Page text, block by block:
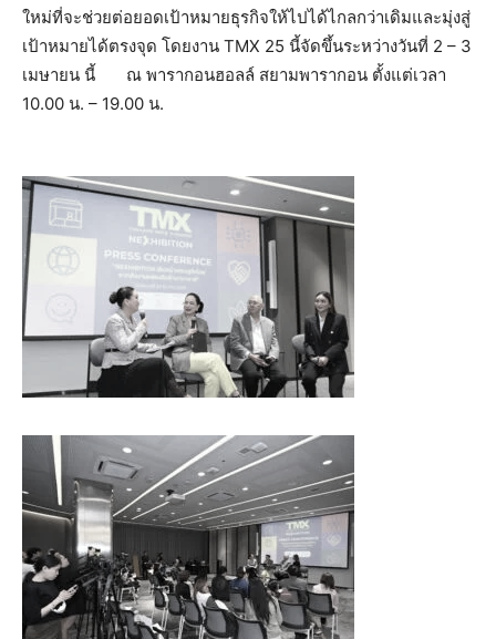
ใหม่ที่จะช่วยต่อยอดเป้าหมายธุรกิจให้ไปได้ไกลกว่าเดิมและมุ่งสู่
เป้าหมายได้ตรงจุด โดยงาน TMX 25 นี้จัดขึ้นระหว่างวันที่ 2 – 3
เมษายน นี้ ณ พารากอนฮอลล์ สยามพารากอน ตั้งแต่เวลา
10.00 น. – 19.00 น.